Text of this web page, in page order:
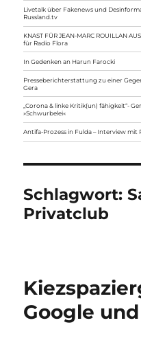
Livetalk über Fakenews und
Russland.tv
KNAST FÜR JEAN-MARC ROUILLAN
für Radio Flora
In Gedenken an Harun Farocki
Presseberichterstattung zu einer
Gera
„Corona & linke Kritik(un) fähigkeit“-
»Schwurbelei«
Antifa-Prozess in Fulda – Interview mit
Schlagwort:
Privatclub
Google und